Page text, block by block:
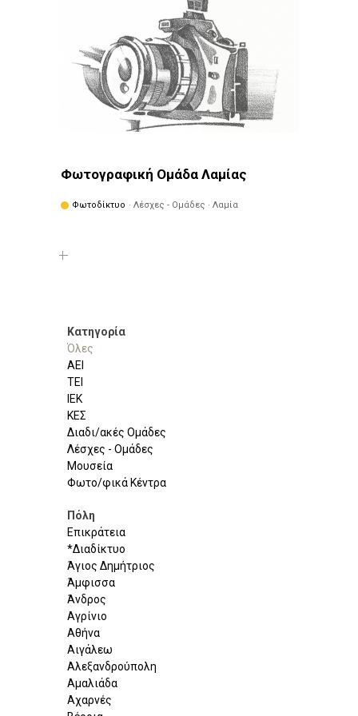
Φωτογραφική Ομάδα Λαμίας
Φωτοδίκτυο · Λέσχες - Ομάδες · Λαμία
Κατηγορία
Όλες
ΑΕΙ
ΤΕΙ
ΙΕΚ
ΚΕΣ
Διαδι/ακές Ομάδες
Λέσχες - Ομάδες
Μουσεία
Φωτο/φικά Κέντρα
Πόλη
Επικράτεια
*Διαδίκτυο
Άγιος Δημήτριος
Άμφισσα
Άνδρος
Αγρίνιο
Αθήνα
Αιγάλεω
Αλεξανδρούπολη
Αμαλιάδα
Αχαρνές